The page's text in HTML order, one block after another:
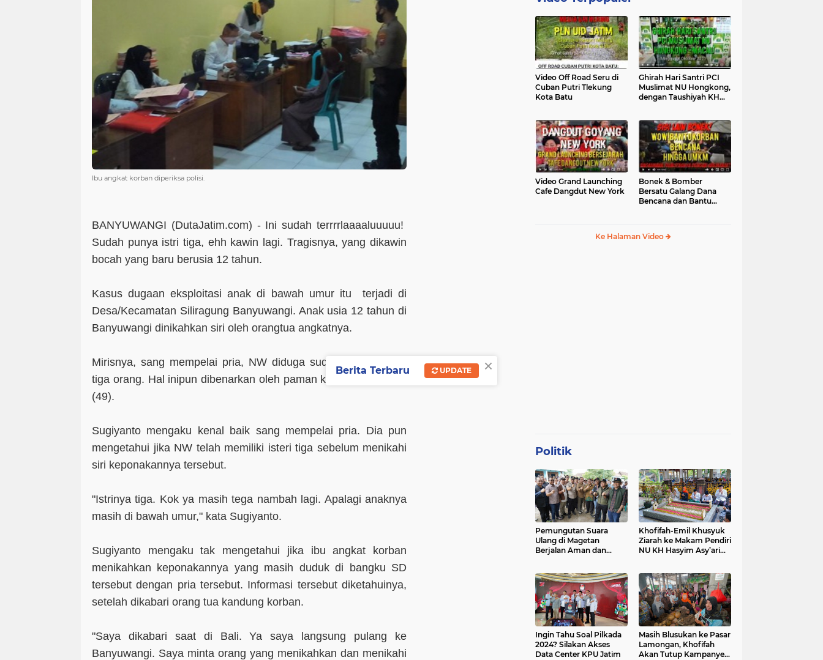
Ibu angkat korban diperiksa polisi.
BANYUWANGI (DutaJatim.com) - Ini sudah terrrrlaaaaluuuuu!
Sudah punya istri tiga, ehh kawin lagi. Tragisnya, yang dikawin
bocah yang baru berusia 12 tahun.
Kasus dugaan eksploitasi anak di bawah umur itu terjadi di
Desa/Kecamatan Siliragung Banyuwangi. Anak usia 12 tahun di
Banyuwangi dinikahkan siri oleh orangtua angkatnya.
Mirisnya, sang mempelai pria, NW diduga sudah memiliki istri
tiga orang. Hal inipun dibenarkan oleh paman korban Sugiyanto
(49).
Sugiyanto mengaku kenal baik sang mempelai pria. Dia pun
mengetahui jika NW telah memiliki isteri tiga sebelum menikahi
siri keponakannya tersebut.
"Istrinya tiga. Kok ya masih tega nambah lagi. Apalagi anaknya
masih di bawah umur," kata Sugiyanto.
Sugiyanto mengaku tak mengetahui jika ibu angkat korban
menikahkan keponakannya yang masih duduk di bangku SD
tersebut dengan pria tersebut. Informasi tersebut diketahuinya,
setelah dikabari orang tua kandung korban.
"Saya dikabari saat di Bali. Ya saya langsung pulang ke
Banyuwangi. Saya minta orang yang menikahkan dan menikahi
Video Off Road Seru di
Cuban Putri Tlekung
Kota Batu
Ghirah Hari Santri PCI
Muslimat NU Hongkong,
dengan Taushiyah KH
Video Grand Launching
Cafe Dangdut New York
Bonek & Bomber
Bersatu Galang Dana
Bencana dan Bantu
Ke Halaman Video
Politik
Pemungutan Suara
Ulang di Magetan
Berjalan Aman dan
Khofifah-Emil Khusyuk
Ziarah ke Makam Pendiri
NU KH Hasyim Asy’ari
Ingin Tahu Soal Pilkada
2024? Silakan Akses
Data Center KPU Jatim
Masih Blusukan ke Pasar
Lamongan, Khofifah
Akan Tutup Kampanye
×
Berita Terbaru UPDATE